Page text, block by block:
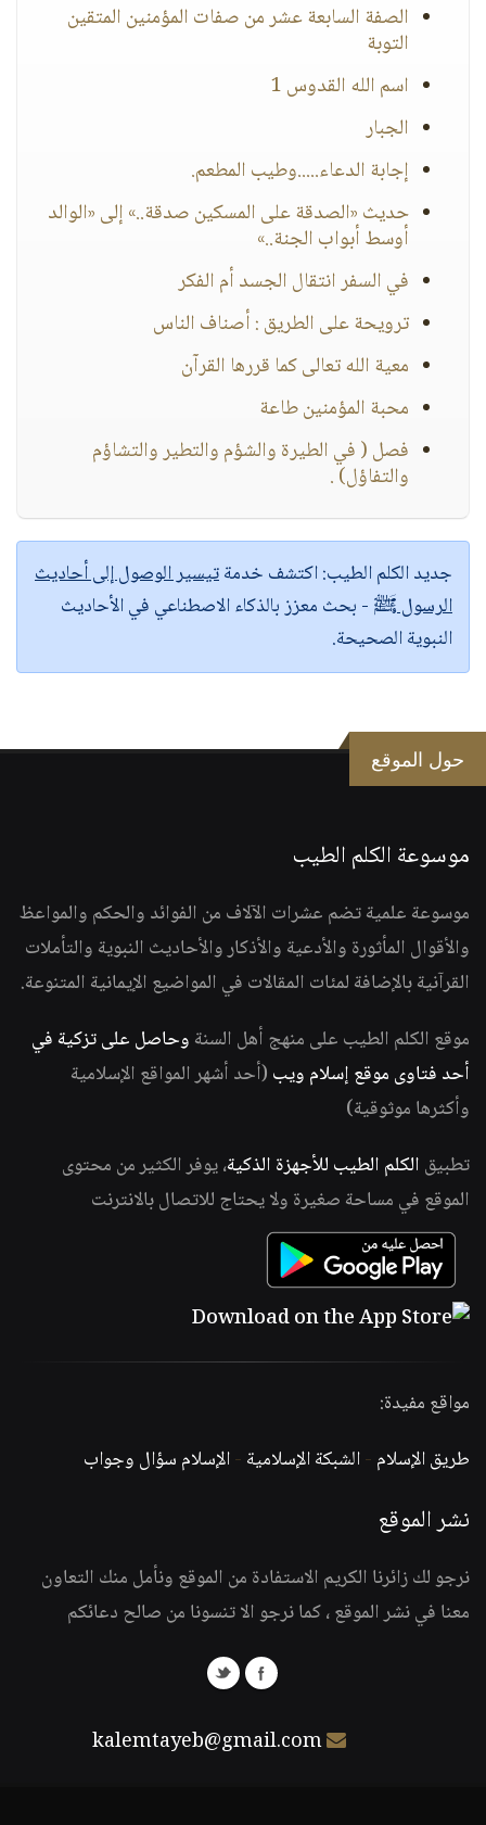
الصفة السابعة عشر من صفات المؤمنين المتقين
التوبة
اسم الله القدوس 1
الجبار
إجابة الدعاء.....وطيب المطعم.
حديث «الصدقة على المسكين صدقة..» إلى «الوالد
أوسط أبواب الجنة..»
في السفر انتقال الجسد أم الفكر
ترويحة على الطريق : أصناف الناس
معية الله تعالى كما قررها القرآن
محبة المؤمنين طاعة
فصل ( في الطيرة والشؤم والتطير والتشاؤم
والتفاؤل) .
جديد الكلم الطيب:اكتشف خدمةتيسير الوصول إلى أحاديث
الرسول ﷺ - بحث معزز بالذكاء الاصطناعي في الأحاديث
النبوية الصحيحة.
حول الموقع
موسوعة الكلم الطيب
موسوعة علمية تضم عشرات الآلاف من الفوائد والحكم والمواعظ
والأقوال المأثورة والأدعية والأذكار والأحاديث النبوية والتأملات
القرآنية بالإضافة لمئات المقالات في المواضيع الإيمانية المتنوعة.
موقع الكلم الطيب على منهج أهل السنة وحاصل على تزكية في
أحد فتاوى موقع إسلام ويب (أحد أشهر المواقع الإسلامية
وأكثرها موثوقية)
تطبيق الكلم الطيب للأجهزة الذكية، يوفر الكثير من محتوى
الموقع في مساحة صغيرة ولا يحتاج للاتصال بالانترنت
مواقع مفيدة:
طريق الإسلام -الشبكة الإسلامية -الإسلام سؤال وجواب
نشر الموقع
نرجو لك زائرنا الكريم الاستفادة من الموقع ونأمل منك التعاون
معنا في نشر الموقع ، كما نرجو الا تنسونا من صالح دعائكم
kalemtayeb@gmail.com